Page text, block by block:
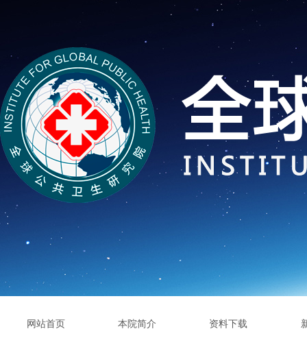
网站首页 本院简介 资料下载